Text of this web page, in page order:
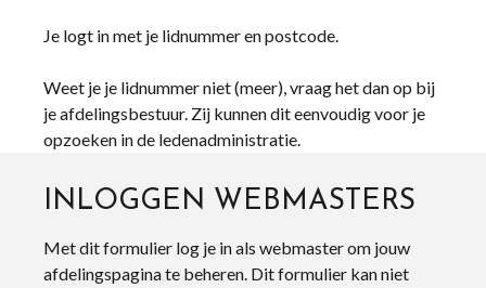
Je logt in met je lidnummer en postcode.
Weet je je lidnummer niet (meer), vraag het dan op bij
je afdelingsbestuur. Zij kunnen dit eenvoudig voor je
opzoeken in de ledenadministratie.
INLOGGEN WEBMASTERS
Met dit formulier log je in als webmaster om jouw
afdelingspagina te beheren. Dit formulier kan niet